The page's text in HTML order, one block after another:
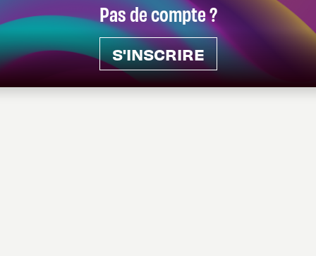
Pas de compte ?
S'INSCRIRE